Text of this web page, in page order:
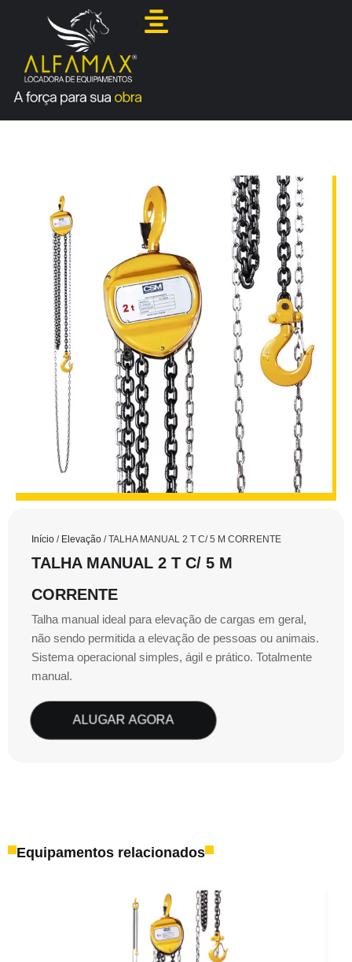
TALHA MANUAL 2 T C/ 5 M
CORRENTE
Talha manual ideal para elevação de cargas em geral,
não sendo permitida a elevação de pessoas ou animais.
Sistema operacional simples, ágil e prático. Totalmente
manual.
Início / Elevação / TALHA MANUAL 2 T C/ 5 M CORRENTE
ALUGAR AGORA
Equipamentos relacionados